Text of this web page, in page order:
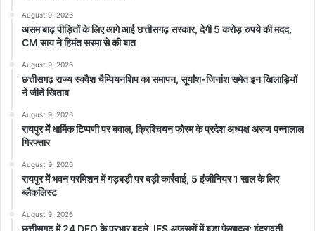
August 9, 2026
असम बाढ़ पीड़ितों के लिए आगे आई छत्तीसगढ़ सरकार, देगी 5 करोड़ रुपये की मदद,
CM साय ने हिमंत सरमा से की बात
August 9, 2026
छत्तीसगढ़ राज्य स्क्वैश चैम्पियनशिप का समापन, सूर्यांश-जिनांश समेत इन खिलाड़ियों
ने जीते खिताब
August 9, 2026
रायपुर में धार्मिक टिप्पणी पर बवाल, क्रिश्चियन फोरम के प्रदेश अध्यक्ष अरुण पन्नालाल
गिरफ्तार
August 9, 2026
रायपुर में भवन परमिशन में गड़बड़ी पर बड़ी कार्रवाई, 5 इंजीनियर 1 साल के लिए
ब्लैकलिस्ट
August 9, 2026